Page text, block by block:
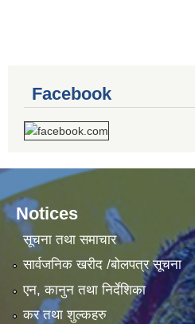
Facebook
Notices
सूचना तथा समाचार
सार्वजनिक खरीद /बोलपत्र सूचना
एन, कानुन तथा निर्देशिका
कर तथा शुल्कहरु